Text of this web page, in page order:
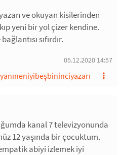
ve okuyan kisilerinden
yeni bir yol çizer kendine.
sıfırdır.
05.12.2020 14:57
kanal 7 televizyonunda
12 yaşında bir çocuktum.
abiyi izlemek iyi